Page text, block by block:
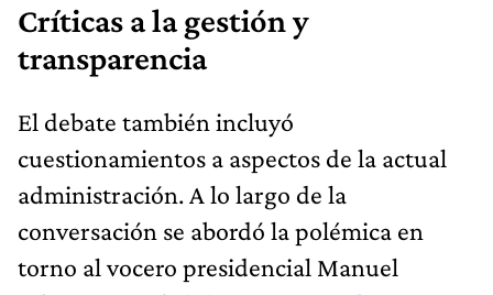
Críticas a la gestión y
transparencia
El debate también incluyó
cuestionamientos a aspectos de la actual
administración. A lo largo de la
conversación se abordó la polémica en
torno al vocero presidencial Manuel